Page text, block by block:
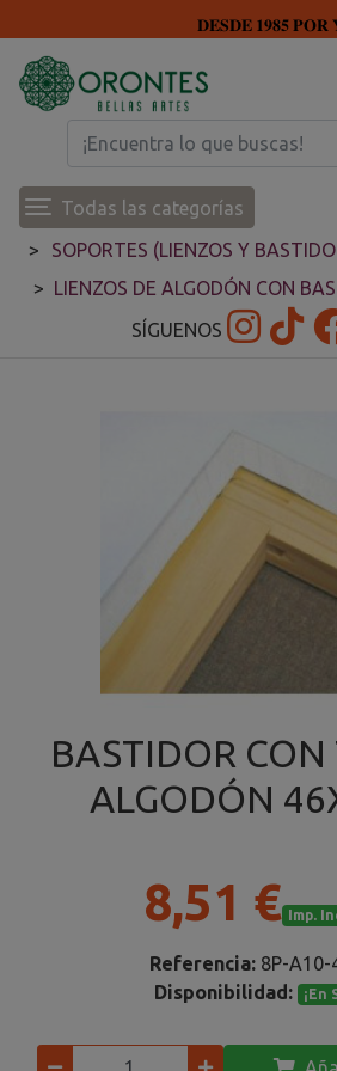
𝐃𝐄𝐒𝐃𝐄 𝟏𝟗𝟖𝟓 𝐏𝐎𝐑
Todas las categorías
SOPORTES (LIENZOS Y
LIENZOS DE ALGODÓN CON
SÍGUENOS
BASTIDOR CON
ALGODÓN
8,51 € Imp.
Referencia: 8P-A10-
Disponibilidad:
¡En